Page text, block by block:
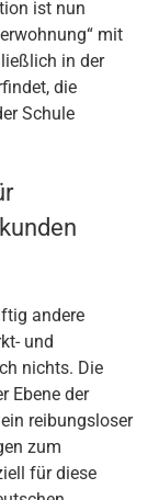
ist nun
mit
in der
die
Schule
andere
und
nichts. Die
Ebene der
reibungsloser
zum
für diese